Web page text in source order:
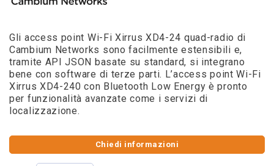
Gli access point Wi-Fi Xirrus XD4-24 quad-radio di
Cambium Networks sono facilmente estensibili e,
tramite API JSON basate su standard, si integrano
bene con software di terze parti. L’access point Wi-Fi
Xirrus XD4-240 con Bluetooth Low Energy è pronto
per funzionalità avanzate come i servizi di
localizzazione.
Chiedi informazioni